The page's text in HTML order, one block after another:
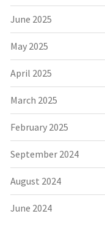
June 2025
May 2025
April 2025
March 2025
February 2025
September 2024
August 2024
June 2024